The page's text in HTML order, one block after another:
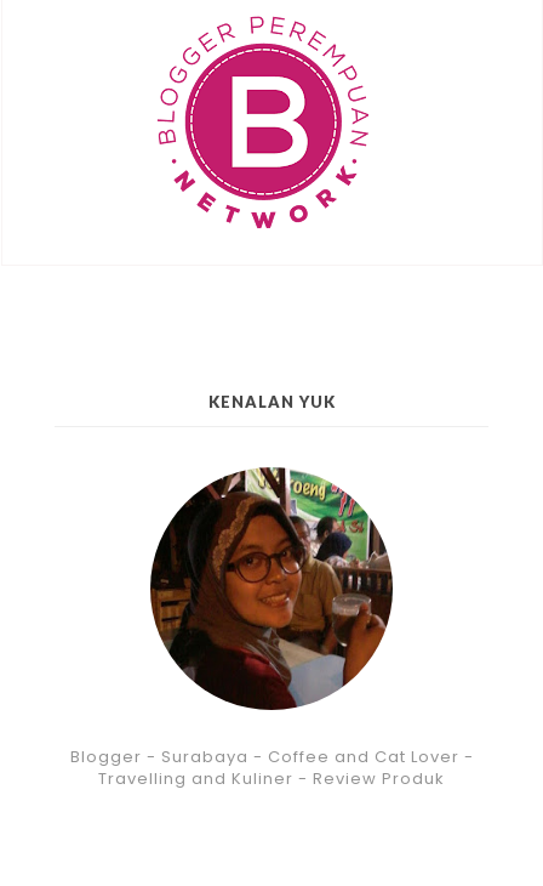
KENALAN YUK
Blogger - Surabaya - Coffee and Cat Lover -
Travelling and Kuliner - Review Produk